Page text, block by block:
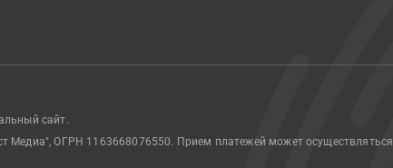
сайт.
Медиа", ОГРН 1163668076550. Прием платежей может осуществляться